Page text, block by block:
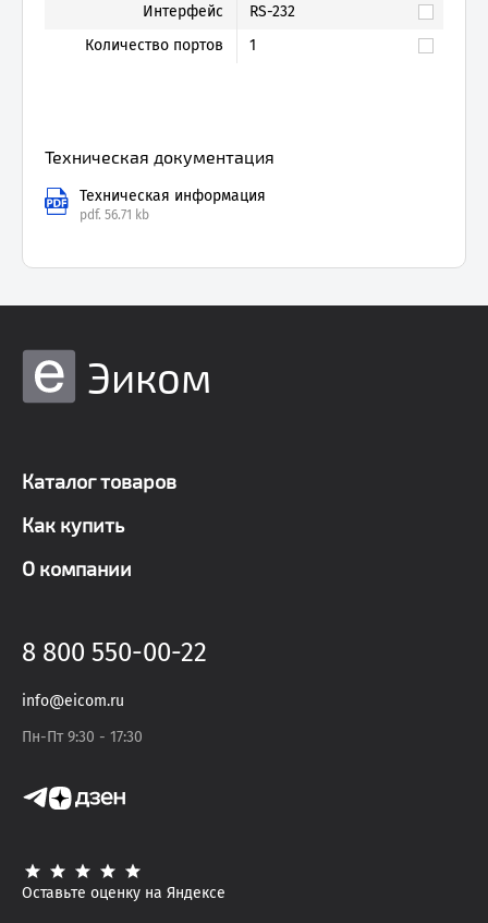
Интерфейс
RS-232
Количество портов
1
Техническая документация
Техническая информация
pdf. 56.71 kb
Эиком
Каталог товаров
Как купить
О компании
8 800 550-00-22
info@eicom.ru
Пн-Пт 9:30 - 17:30
Оставьте оценку на Яндексе